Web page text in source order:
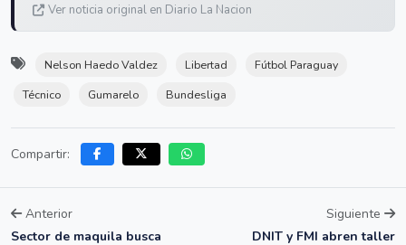
Ver noticia original en Diario La Nacion
Nelson Haedo Valdez Libertad
Fútbol Paraguay
Técnico
Gumarelo Bundesliga
Compartir:
Anterior
Sector de maquila busca
Siguiente
DNIT y FMI abren taller